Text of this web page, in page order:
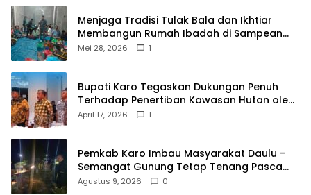
Menjaga Tradisi Tulak Bala dan Ikhtiar
Membangun Rumah Ibadah di Sampean
Barat
Mei 28, 2026 1
Bupati Karo Tegaskan Dukungan Penuh
Terhadap Penertiban Kawasan Hutan oleh
Pemerintah Pusat
April 17, 2026 1
Pemkab Karo Imbau Masyarakat Daulu –
Semangat Gunung Tetap Tenang Pasca
Penertiban Pungli
Agustus 9, 2026 0